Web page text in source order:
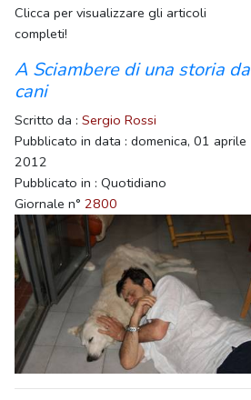
Clicca per visualizzare gli articoli
completi!
A Sciambere di una storia da
cani
Scritto da : Sergio Rossi
Pubblicato in data : domenica, 01 aprile
2012
Pubblicato in : Quotidiano
Giornale n° 2800